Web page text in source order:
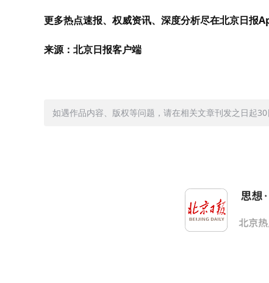
更多热点速报、权威资讯、深度分析尽在北京日报
来源：北京日报客户端
如遇作品内容、版权等问题，请在相关文章刊发之日起